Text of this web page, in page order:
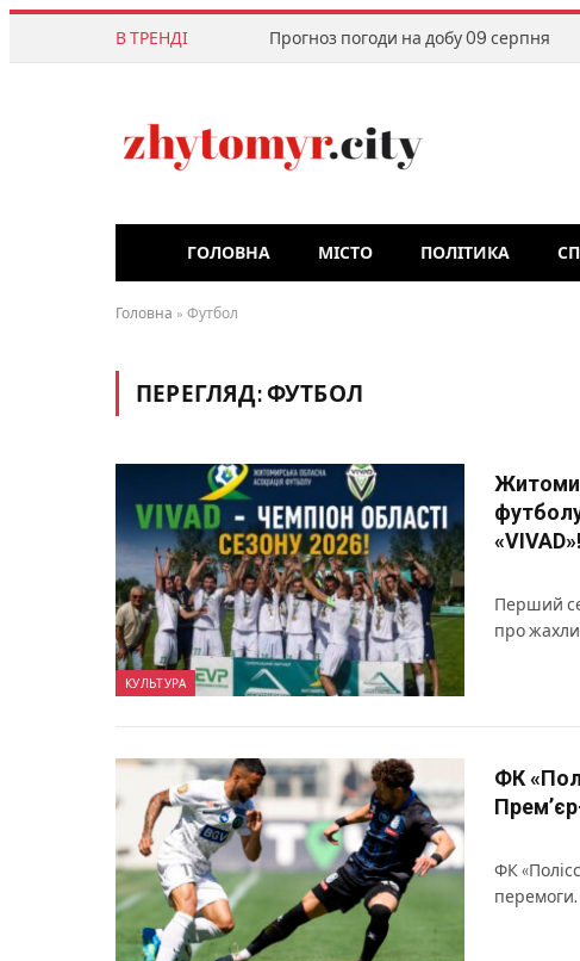
В ТРЕНДІ Прогноз погоди на добу 09 серпня
ГОЛОВНА МІСТО ПОЛІТИКА
Головна » Футбол
ПЕРЕГЛЯД:ФУТБОЛ
КУЛЬТУРА
«VIVAD»!
Перший
про
ФК
ФК